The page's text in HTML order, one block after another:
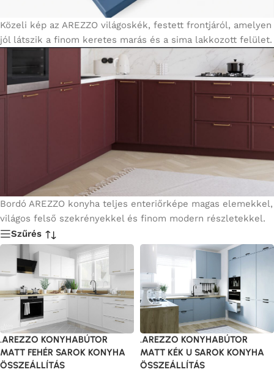
Közeli kép az AREZZO világoskék, festett frontjáról, amelyen
jól látszik a finom keretes marás és a sima lakkozott felület.
Bordó AREZZO konyha teljes enteriőrképe magas elemekkel,
világos felső szekrényekkel és finom modern részletekkel.
Szűrés
.AREZZO KONYHABÚTOR
MATT FEHÉR SAROK KONYHA
ÖSSZEÁLLÍTÁS
.AREZZO KONYHABÚTOR
MATT KÉK U SAROK KONYHA
ÖSSZEÁLLÍTÁS